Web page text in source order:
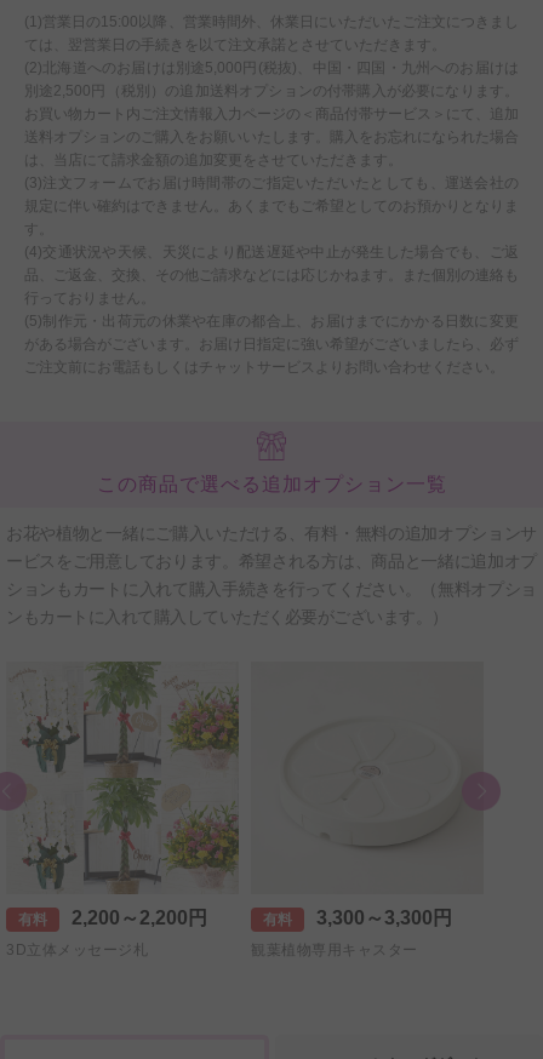
(1)営業日の15:00以降、営業時間外、休業日にいただいたご注文につきまし
ては、翌営業日の手続きを以て注文承諾とさせていただきます。
(2)北海道へのお届けは別途5,000円(税抜)、中国・四国・九州へのお届けは
別途2,500円（税別）の追加送料オプションの付帯購入が必要になります。
お買い物カート内ご注文情報入力ページの＜商品付帯サービス＞にて、追加
送料オプションのご購入をお願いいたします。購入をお忘れになられた場合
は、当店にて請求金額の追加変更をさせていただきます。
(3)注文フォームでお届け時間帯のご指定いただいたとしても、運送会社の
規定に伴い確約はできません。あくまでもご希望としてのお預かりとなりま
す。
(4)交通状況や天候、天災により配送遅延や中止が発生した場合でも、ご返
品、ご返金、交換、その他ご請求などには応じかねます。また個別の連絡も
行っておりません。
(5)制作元・出荷元の休業や在庫の都合上、お届けまでにかかる日数に変更
がある場合がございます。お届け日指定に強い希望がございましたら、必ず
ご注文前にお電話もしくはチャットサービスよりお問い合わせください。
この商品で選べる追加オプション一覧
お花や植物と一緒にご購入いただける、有料・無料の追加オプションサ
ービスをご用意しております。希望される方は、商品と一緒に追加オプ
ションもカートに入れて購入手続きを行ってください。（無料オプショ
ンもカートに入れて購入していただく必要がございます。）
有料 2,200～2,200円
3D立体メッセージ札
有料 3,300～3,300円
観葉植物専用キャスター